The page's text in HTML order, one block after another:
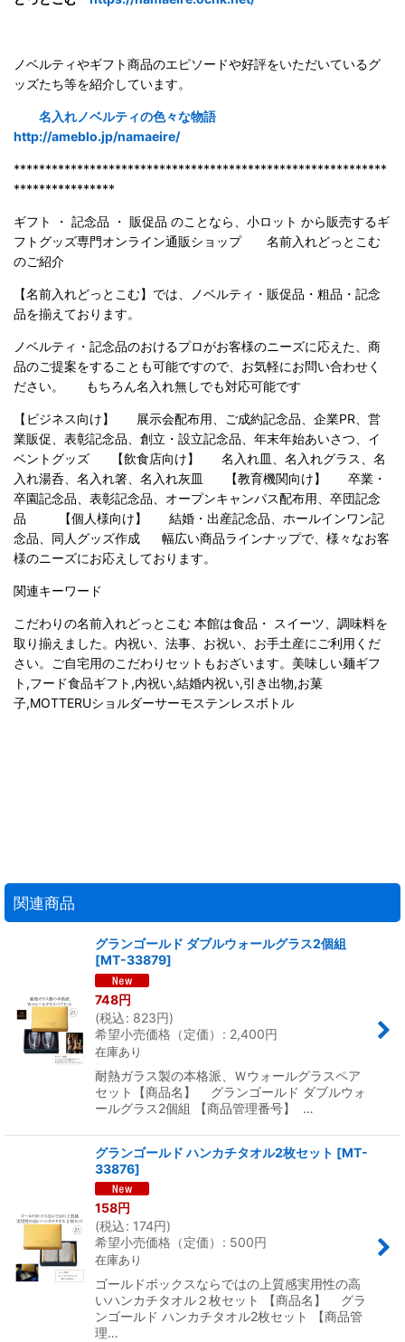
ノベルティやギフト商品のエピソードや好評をいただいているグ
ッズたち等を紹介しています。
名入れノベルティの色々な物語
http://ameblo.jp/namaeire/
***********************************************************
****************
ギフト ・ 記念品 ・ 販促品 のことなら、小ロット から販売するギ
フトグッズ専門オンライン通販ショップ 名前入れどっとこむ
のご紹介
【名前入れどっとこむ】では、ノベルティ・販促品・粗品・記念
品を揃えております。
ノベルティ・記念品のおけるプロがお客様のニーズに応えた、商
品のご提案をすることも可能ですので、お気軽にお問い合わせく
ださい。 もちろん名入れ無しでも対応可能です
【ビジネス向け】 展示会配布用、ご成約記念品、企業PR、営
業販促、表彰記念品、創立・設立記念品、年末年始あいさつ、イ
ベントグッズ 【飲食店向け】 名入れ皿、名入れグラス、名
入れ湯呑、名入れ箸、名入れ灰皿 【教育機関向け】 卒業・
卒園記念品、表彰記念品、オープンキャンパス配布用、卒団記念
品 【個人様向け】 結婚・出産記念品、ホールインワン記
念品、同人グッズ作成 幅広い商品ラインナップで、様々なお客
様のニーズにお応えしております。
関連キーワード
こだわりの名前入れどっとこむ 本館は食品・ スイーツ、調味料を
取り揃えました。内祝い、法事、お祝い、お手土産にご利用くだ
さい。ご自宅用のこだわりセットもおざいます。美味しい麺ギフ
ト,フード食品ギフト,内祝い,結婚内祝い,引き出物,お菓
子,MOTTERUショルダーサーモステンレスボトル
関連商品
グランゴールド ダブルウォールグラス2個組
[MT-33879]
748円
(税込: 823円)
希望小売価格（定価）
: 2,400円
在庫あり
耐熱ガラス製の本格派、Ｗウォールグラスペア
セット【商品名】 グランゴールド ダブルウォ
ールグラス2個組 【商品管理番号】 …
グランゴールド ハンカチタオル2枚セット [MT-
33876]
158円
(税込: 174円)
希望小売価格（定価）
: 500円
在庫あり
ゴールドボックスならではの上質感実用性の高
いハンカチタオル２枚セット 【商品名】 グラ
ンゴールド ハンカチタオル2枚セット 【商品管
理…